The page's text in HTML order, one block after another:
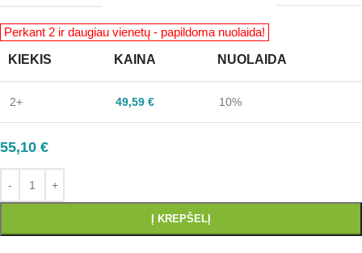
KIEKIS KAINA NUOLAIDA
2+ 49,59 € 10%
55,10 €
Į KREPŠELĮ